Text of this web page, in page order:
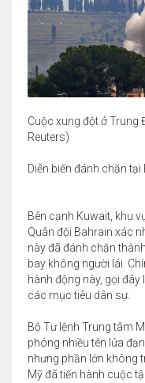
Cuộc xung đột ở Trung
Reuters)
Diễn biến đánh chặn
Bên cạnh Kuwait, khu
Quân đội Bahrain xác
này đã đánh chặn
bay không người lái.
hành động này, gọi
các mục tiêu dân sự.
Bộ Tư lệnh Trung tâm
phóng nhiều tên lửa
nhưng phần lớn không
Mỹ đã tiến hành cuộc